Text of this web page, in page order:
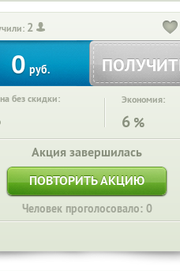
2
0 руб.
без скидки: Экономия:
6 %
Акция завершилась
ПОВТОРИТЬ АКЦИЮ
Человек проголосовало: 0